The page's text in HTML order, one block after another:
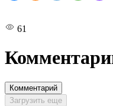
61
Комментарий
Загрузить еще